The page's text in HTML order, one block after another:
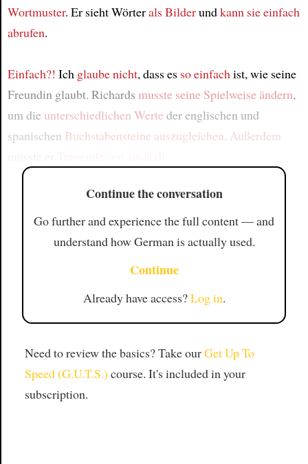
Wortmuster. Er sieht Wörterals Bilderundkann sie einfach
abrufen.
Einfach?! Ich glaube nicht, dass es so einfachist, wie seine
Freundin glaubt. Richards musste seine Spielweise ändern,
um dieunterschiedlichen Werte der englischen und
spanischen Buchstabensteine auszugleichen. Außerdem
Continue the conversation
Go further and experience the full content — and
understand how German is actually used.
Continue
Already have access?Log in.
Need to review the basics? Take ourGet Up To
Speed (G.U.T.S.) course. It's included in your
subscription.